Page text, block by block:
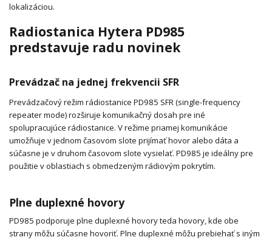
lokalizáciou.
Radiostanica Hytera PD985
predstavuje radu novinek
Prevádzač na jednej frekvencii SFR
Prevádzačový režim rádiostanice PD985 SFR (single-frequency
repeater mode) rozširuje komunikačný dosah pre iné
spolupracujúce rádiostanice. V režime priamej komunikácie
umožňuje v jednom časovom slote prijímať hovor alebo dáta a
súčasne je v druhom časovom slote vysielať. PD985 je ideálny pre
použitie v oblastiach s obmedzeným rádiovým pokrytím.
Plne duplexné hovory
PD985 podporuje plne duplexné hovory teda hovory, kde obe
strany môžu súčasne hovoriť. Plne duplexné môžu prebiehať s iným